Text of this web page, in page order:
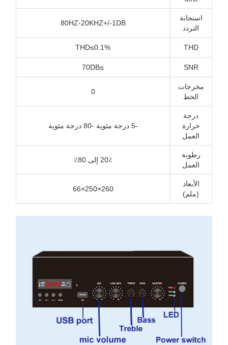
استجابة
التردد
80HZ-20KHZ+/-1DB
THD
THD≤0.1%
SNR
≥70DB
مخرجات
الخط
0
درجة
حرارة
العمل
-5 درجة مئوية -80 درجة مئوية
رطوبة
العمل
20٪ إلى 80٪
الأبعاد
(ملم)
260×250×66